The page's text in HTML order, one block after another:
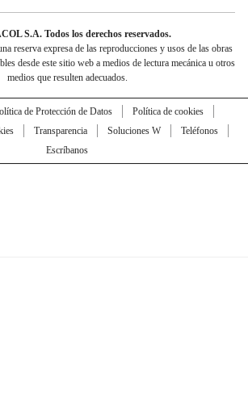
S.A. Todos los derechos reservados.
reserva expresa de las reproducciones y usos de las obras
desde este sitio web a medios de lectura mecánica u otros
medios que resulten adecuados.
de Protección de Datos
Política de cookies
Transparencia Soluciones W
Teléfonos
Escríbanos